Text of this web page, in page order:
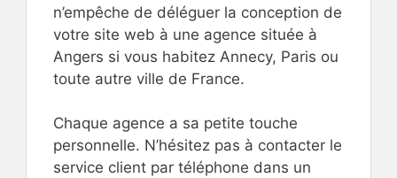
n’empêche de déléguer la conception de
votre site web à une agence située à
Angers si vous habitez Annecy, Paris ou
toute autre ville de France.
Chaque agence a sa petite touche
personnelle. N’hésitez pas à contacter le
service client par téléphone dans un